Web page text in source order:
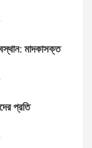
মাদকাসক্ত
প্রতি